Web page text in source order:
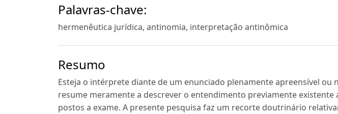
Palavras-chave:
hermenêutica jurídica, antinomia, interpretação antinômica
Resumo
Esteja o intérprete diante de um enunciado plenamente apreensível ou
resume meramente a descrever o entendimento previamente existente
postos a exame. A presente pesquisa faz um recorte doutrinário